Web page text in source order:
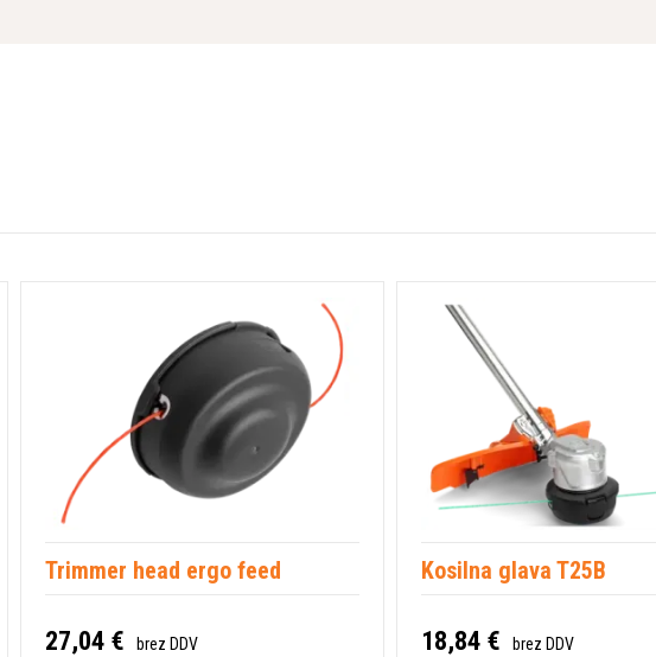
Trimmer head ergo feed
27,04 € brez DDV
Kosilna glava T25B
18,84 € brez DDV